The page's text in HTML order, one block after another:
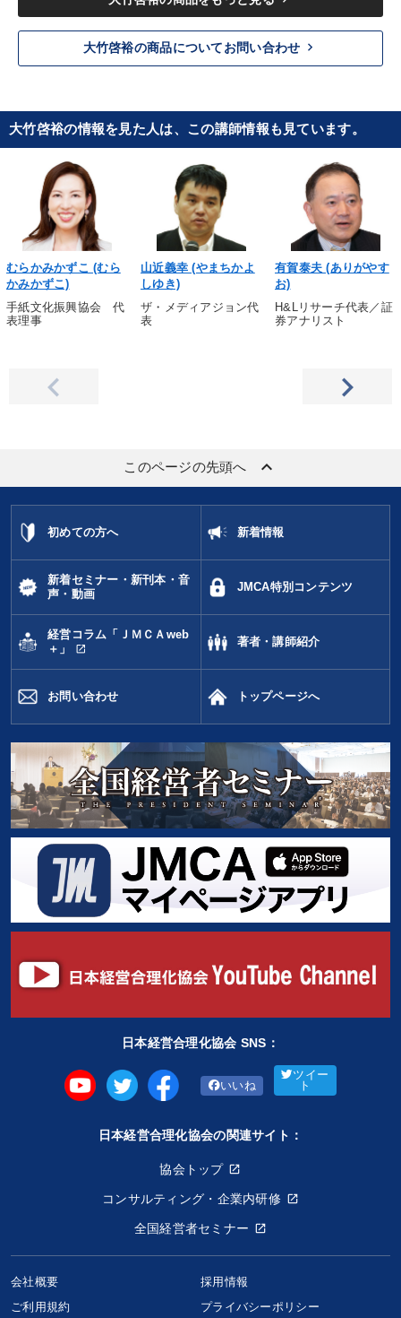
大竹啓裕の商品についてお問い合わせ keyboard_arrow_right
大竹啓裕の情報を見た人は、この講師情報も見ています。
むらかみかずこ (むら
かみかずこ)
手紙文化振興協会 代
表理事
山近義幸 (やまちかよ
しゆき)
ザ・メディアジョン代
表
有賀泰夫 (ありがやす
お)
H&Lリサーチ代表／証
券アナリスト
このページの先頭へ keyboard_arrow_up
初めての方へ 新着情報
新着セミナー・新刊本・音
声・動画
JMCA特別コンテンツ
経営コラム「ＪＭＣＡweb
＋」
open_in_new
著者・講師紹介
お問い合わせ トップページへ
日本経営合理化協会 SNS：
いいね
ツイー
ト
日本経営合理化協会の関連サイト：
協会トップ
コンサルティング・企業内研修
全国経営者セミナー
会社概要
採用情報
ご利用規約
プライバシーポリシー